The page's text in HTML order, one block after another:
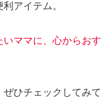
アイテム。
ママに、心からおす
ひチェックしてみて